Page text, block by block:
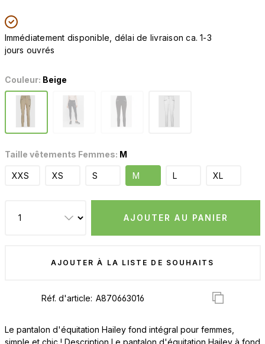
Immédiatement disponible, délai de livraison ca. 1-3
jours ouvrés
Couleur: Beige
Taille vêtements Femmes: M
XXS XS S M L XL
AJOUTER AU PANIER
AJOUTER À LA LISTE DE SOUHAITS
Réf. d'article:
Le pantalon d'équitation Hailey fond intégral pour femmes,
simple et chic ! Description Le pantalon d'équitation Hailey à fond